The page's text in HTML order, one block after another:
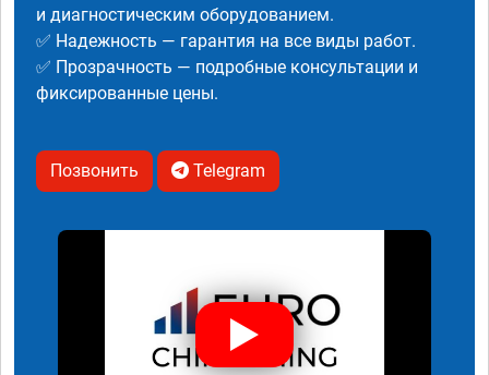
и диагностическим оборудованием.
✅ Надежность — гарантия на все виды работ.
✅ Прозрачность — подробные консультации и
фиксированные цены.
Позвонить Telegram